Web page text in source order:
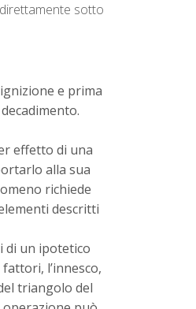
sotto
e prima
effetto di una
alla sua
richiede
descritti
di un ipotetico
l’innesco,
triangolo del